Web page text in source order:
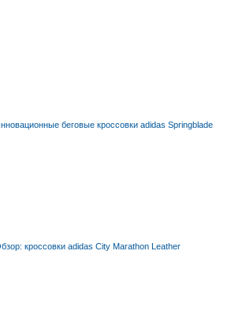
беговые кроссовки adidas Springblade
кроссовки adidas City Marathon Leather